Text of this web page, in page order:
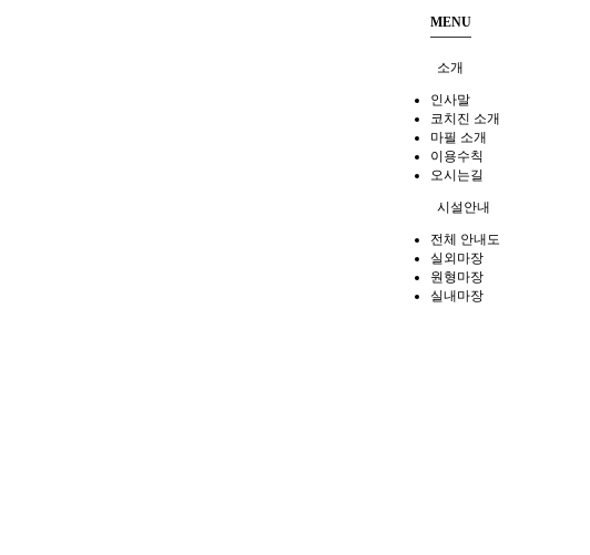
MENU
소개
인사말
코치진 소개
마필 소개
이용수칙
오시는길
시설안내
전체 안내도
실외마장
원형마장
실내마장